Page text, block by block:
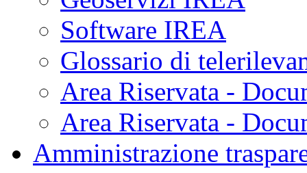
Software IREA
Glossario di
Area Riservata -
Area Riservata -
Amministrazione